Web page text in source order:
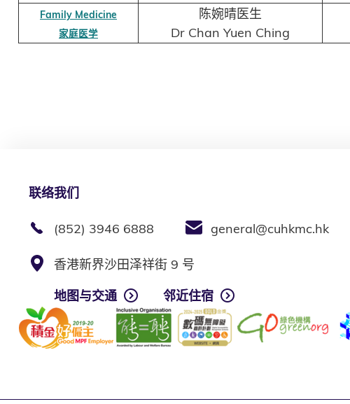
Family Medicine
家庭医学
陈婉晴医生
Dr Chan Yuen Ching
联络我们
(852) 3946 6888 general@cuhkmc.hk
香港新界沙田泽祥街 9 号
地图与交通
邻近住宿